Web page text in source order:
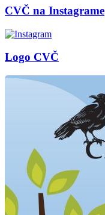
CVČ na Instagrame
Logo CVČ